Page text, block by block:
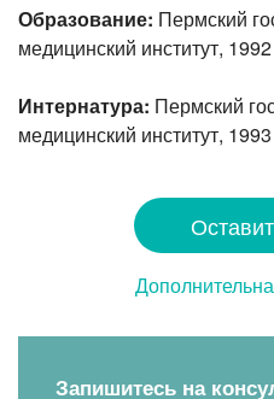
Образование: Пермский
медицинский институт, 1992
Интернатура: Пермский
медицинский институт, 1993
Запишитесь на